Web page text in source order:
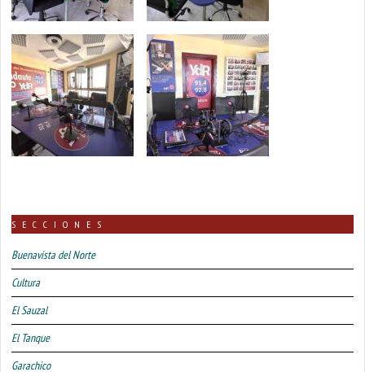
SECCIONES
Buenavista del Norte
Cultura
El Sauzal
El Tanque
Garachico